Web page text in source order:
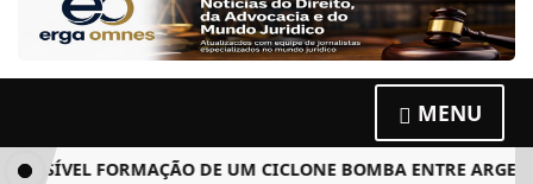
MENU
FORMAÇÃO DE UM CICLONE BOMBA ENTRE